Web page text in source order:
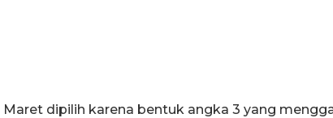
Maret dipilih karena bentuk angka 3 yang